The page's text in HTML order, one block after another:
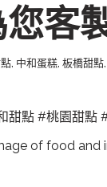
客
, 中和蛋糕, 板橋甜點,
甜點 #桃園甜點